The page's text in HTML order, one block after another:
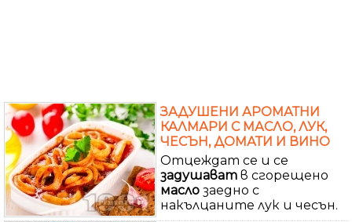
ЗАДУШЕНИ АРОМАТНИ
КАЛМАРИ С МАСЛО, ЛУК,
ЧЕСЪН, ДОМАТИ И ВИНО
Отцеждат се и се
задушават в сгорещено
масло заедно с
накълцаните лук и чесън.